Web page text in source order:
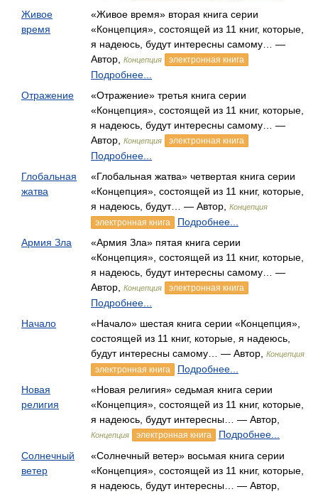
Живое
время
«Живое время» вторая книга серии
«Концепция», состоящей из 11 книг, которые,
я надеюсь, будут интересны самому… —
Автор,
Концепция электронная книга
Подробнее...
Отражение
«Отражение» третья книга серии
«Концепция», состоящей из 11 книг, которые,
я надеюсь, будут интересны самому… —
Автор,
Концепция электронная книга
Подробнее...
Глобальная
жатва
«Глобальная жатва» четвертая книга серии
«Концепция», состоящей из 11 книг, которые,
я надеюсь, будут… — Автор,
Концепция
электронная книга
Подробнее...
Армия Зла
«Армия Зла» пятая книга серии
«Концепция», состоящей из 11 книг, которые,
я надеюсь, будут интересны самому… —
Автор,
Концепция электронная книга
Подробнее...
Начало
«Начало» шестая книга серии «Концепция»,
состоящей из 11 книг, которые, я надеюсь,
будут интересны самому… — Автор,
Концепция
электронная книга
Подробнее...
Новая
религия
«Новая религия» седьмая книга серии
«Концепция», состоящей из 11 книг, которые,
я надеюсь, будут интересны… — Автор,
Концепция электронная книга
Подробнее...
Солнечный
ветер
«Солнечный ветер» восьмая книга серии
«Концепция», состоящей из 11 книг, которые,
я надеюсь, будут интересны… — Автор,